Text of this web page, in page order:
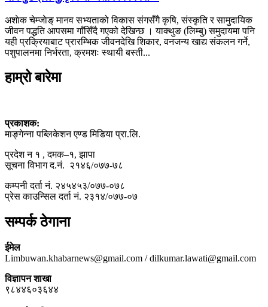
अशाेक चेम्जाेङ् मानव सभ्यताको विकास संगसँगै कृषि, संस्कृति र सामुदायिक
जीवन पद्धति आपसमा गाँसिँदै गएको देखिन्छ । याक्थुङ (लिम्बु) समुदायमा पनि
यही प्रक्रियाबाट प्रारम्भिक जीवनदेखि शिकार, वनजन्य खाद्य संकलन गर्ने,
पशुपालनमा निर्भरता, क्रमशः स्थायी बस्ती...
हाम्रो बारेमा
प्रकाशक:
माङ्गेन्ना पब्लिकेशन एण्ड मिडिया प्रा.लि.
प्रदेश न १ , दमक–१, झापा
सूचना विभाग द.नं. २१४६/०७७-७८
कम्पनी दर्ता नं. २४५४५३/०७७-०७८
प्रेस काउन्सिल दर्ता नं. २३१४/०७७-०७
सम्पर्क ठेगाना
ईमेल
Limbuwan.khabarnews@gmail.com / dilkumar.lawati@gmail.com
विज्ञापन शाखा
९८४४६०३६४४